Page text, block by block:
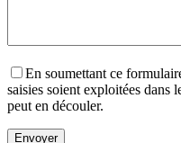
En soumettant ce
saisies soient exploitées dans
peut en découler.